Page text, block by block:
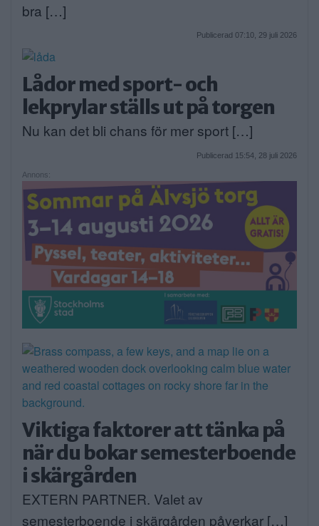
bra […]
Publicerad 07:10, 29 juli 2026
Lådor med sport- och
lekprylar ställs ut på torgen
Nu kan det bli chans för mer sport […]
Publicerad 15:54, 28 juli 2026
Annons:
Viktiga faktorer att tänka på
när du bokar semesterboende
i skärgården
EXTERN PARTNER. Valet av
semesterboende i skärgården påverkar […]